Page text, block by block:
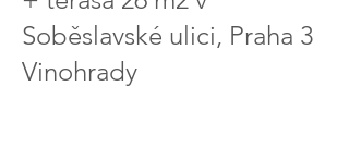
Soběslavské ulici, Praha 3
Vinohrady